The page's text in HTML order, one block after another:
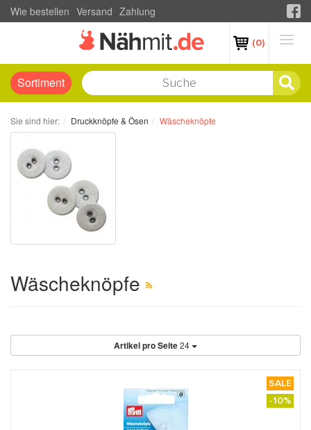
Wie bestellen Versand Zahlung
(0)
Sortiment
Sie sind hier: Druckknöpfe & Ösen Wäscheknöpfe
Wäscheknöpfe
Artikel pro Seite24
SALE
-10%